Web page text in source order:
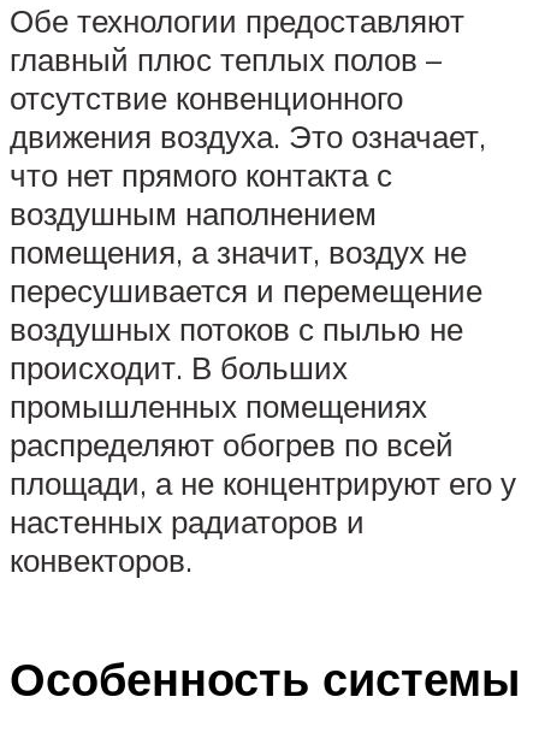
Обе технологии предоставляют
главный плюс теплых полов –
отсутствие конвенционного
движения воздуха. Это означает,
что нет прямого контакта с
воздушным наполнением
помещения, а значит, воздух не
пересушивается и перемещение
воздушных потоков с пылью не
происходит. В больших
промышленных помещениях
распределяют обогрев по всей
площади, а не концентрируют его у
настенных радиаторов и
конвекторов.
Особенность системы